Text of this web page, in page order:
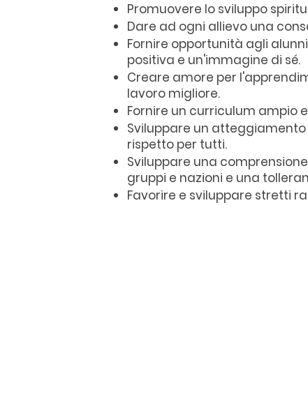
Promuovere lo sviluppo
Dare ad ogni allievo una
Fornire opportunità agli
positiva e un'immagine di sé.
Creare amore per
lavoro migliore.
Fornire un curriculum ampio
Sviluppare un
rispetto per tutti.
Sviluppare una
gruppi e nazioni e una
Favorire e sviluppare stretti